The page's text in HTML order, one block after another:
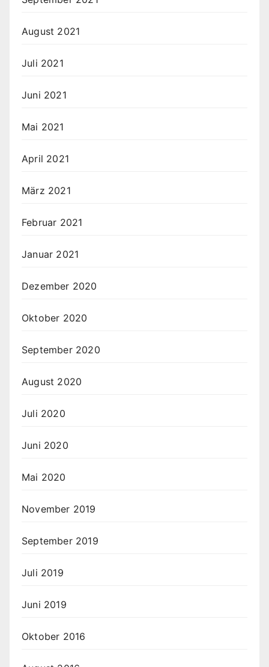
August 2021
Juli 2021
Juni 2021
Mai 2021
April 2021
März 2021
Februar 2021
Januar 2021
Dezember 2020
Oktober 2020
September 2020
August 2020
Juli 2020
Juni 2020
Mai 2020
November 2019
September 2019
Juli 2019
Juni 2019
Oktober 2016